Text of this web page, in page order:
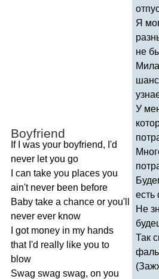
Boyfriend
If was your boyfriend, I'd
never let you go
can take you places you
ain't never been before
Baby take a chance or you'll
never ever know
got money in my hands
that I'd really like you to
blow
Swag swag swag, on you
Я
не
У
Не
Так